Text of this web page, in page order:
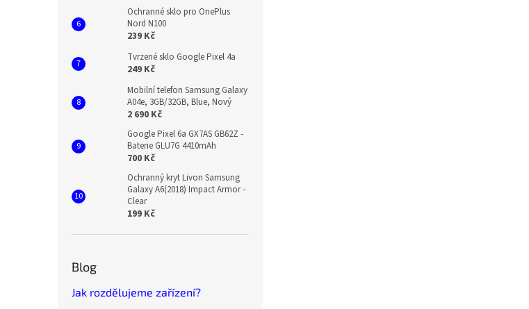
Ochranné sklo pro OnePlus
Nord N100
239 Kč
Tvrzené sklo Google Pixel 4a
249 Kč
Mobilní telefon Samsung Galaxy
A04e, 3GB/32GB, Blue, Nový
2 690 Kč
Google Pixel 6a GX7AS GB62Z -
Baterie GLU7G 4410mAh
700 Kč
Ochranný kryt Livon Samsung
Galaxy A6(2018) Impact Armor -
Clear
199 Kč
Blog
Jak rozdělujeme zařízení?